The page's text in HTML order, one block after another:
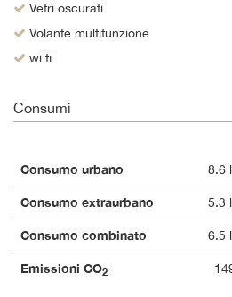
Vetri oscurati
Volante multifunzione
wi fi
Consumi
Consumo urbano 8.6
Consumo extraurbano 5.3
Consumo combinato 6.5
Emissioni CO2